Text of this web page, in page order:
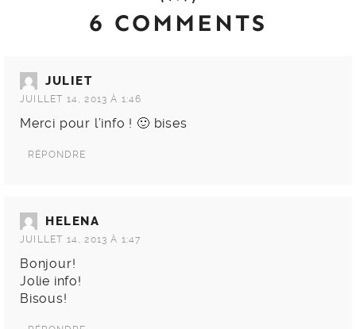
6 COMMENTS
JULIET
JUILLET 14, 2013 À 1:46
Merci pour l’info ! 🙂 bises
RÉPONDRE
HELENA
JUILLET 14, 2013 À 1:47
Bonjour!
Jolie info!
Bisous!